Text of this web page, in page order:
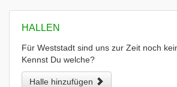
HALLEN
Für Weststadt sind uns zur Zeit noch
Kennst Du welche?
Halle hinzufügen